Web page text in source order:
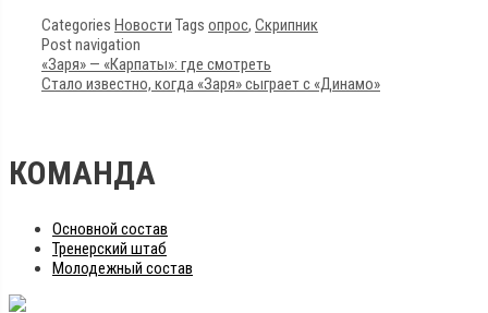
Categories Новости Tags опрос, Скрипник
Post navigation
«Заря» — «Карпаты»: где смотреть
Стало известно, когда «Заря» сыграет с «Динамо»
КОМАНДА
Основной состав
Тренерский штаб
Молодежный состав